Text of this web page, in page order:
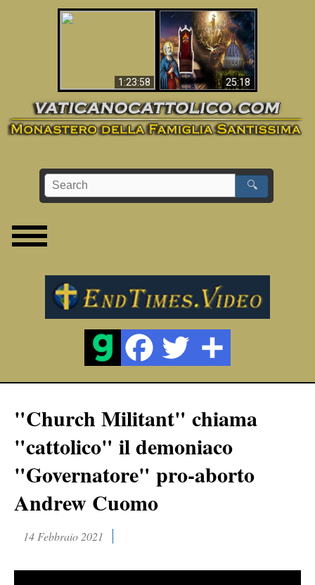
1:23:58 25:18
La Bibbia ha previsto
70 anni senza Papa?
🔍
"Church Militant" chiama
"cattolico" il demoniaco
"Governatore" pro-aborto
Andrew Cuomo
14 Febbraio 2021